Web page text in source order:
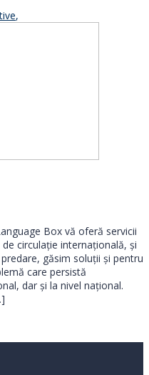
,
Box vă oferă servicii
circulație internațională, și
găsim soluții și pentru
care persistă
dar și la nivel național.